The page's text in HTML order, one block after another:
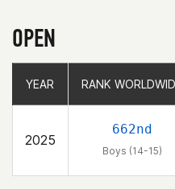
OPEN
YEAR RANK
2025
662nd
Boys (14-15)
YEAR RANK